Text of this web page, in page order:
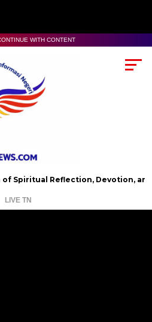
WITH CONTENT
Reflection, Devotion, and Charity
LIVE TN